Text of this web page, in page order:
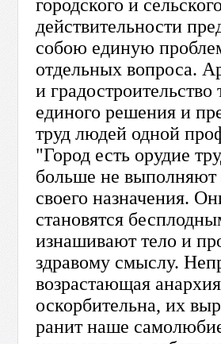
городского и
действительности
собою единую
отдельных вопроса.
и градостроительство
единого решения и
труд людей одной
"Город есть орудие
больше не выполняют
своего назначения.
становятся
изнашивают тело и
здравому смыслу.
возрастающая
оскорбительна, их
ранит наше